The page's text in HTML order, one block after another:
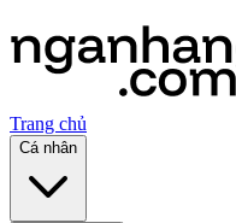
Trang chủ
Cá nhân